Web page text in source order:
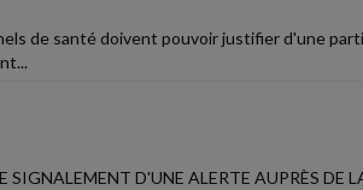
de santé doivent pouvoir justifier d'une
SIGNALEMENT D'UNE ALERTE AUPRÈS DE